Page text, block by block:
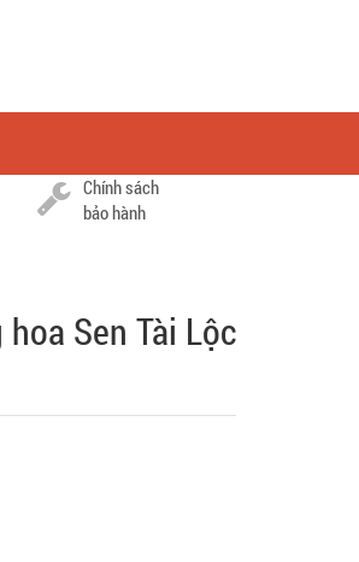
Chính sách
bảo hành
Sen Tài Lộc